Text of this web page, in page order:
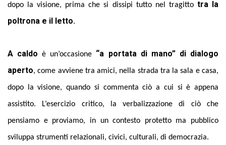
dopo la visione, prima che si dissipi tutto nel tragitto tra la
poltrona e il letto.
A caldo è un’occasione “a portata di mano” di dialogo
aperto, come avviene tra amici, nella strada tra la sala e casa,
dopo la visione, quando si commenta ciò a cui si è appena
assistito. L’esercizio critico, la verbalizzazione di ciò che
pensiamo e proviamo, in un contesto protetto ma pubblico
sviluppa strumenti relazionali, civici, culturali, di democrazia.